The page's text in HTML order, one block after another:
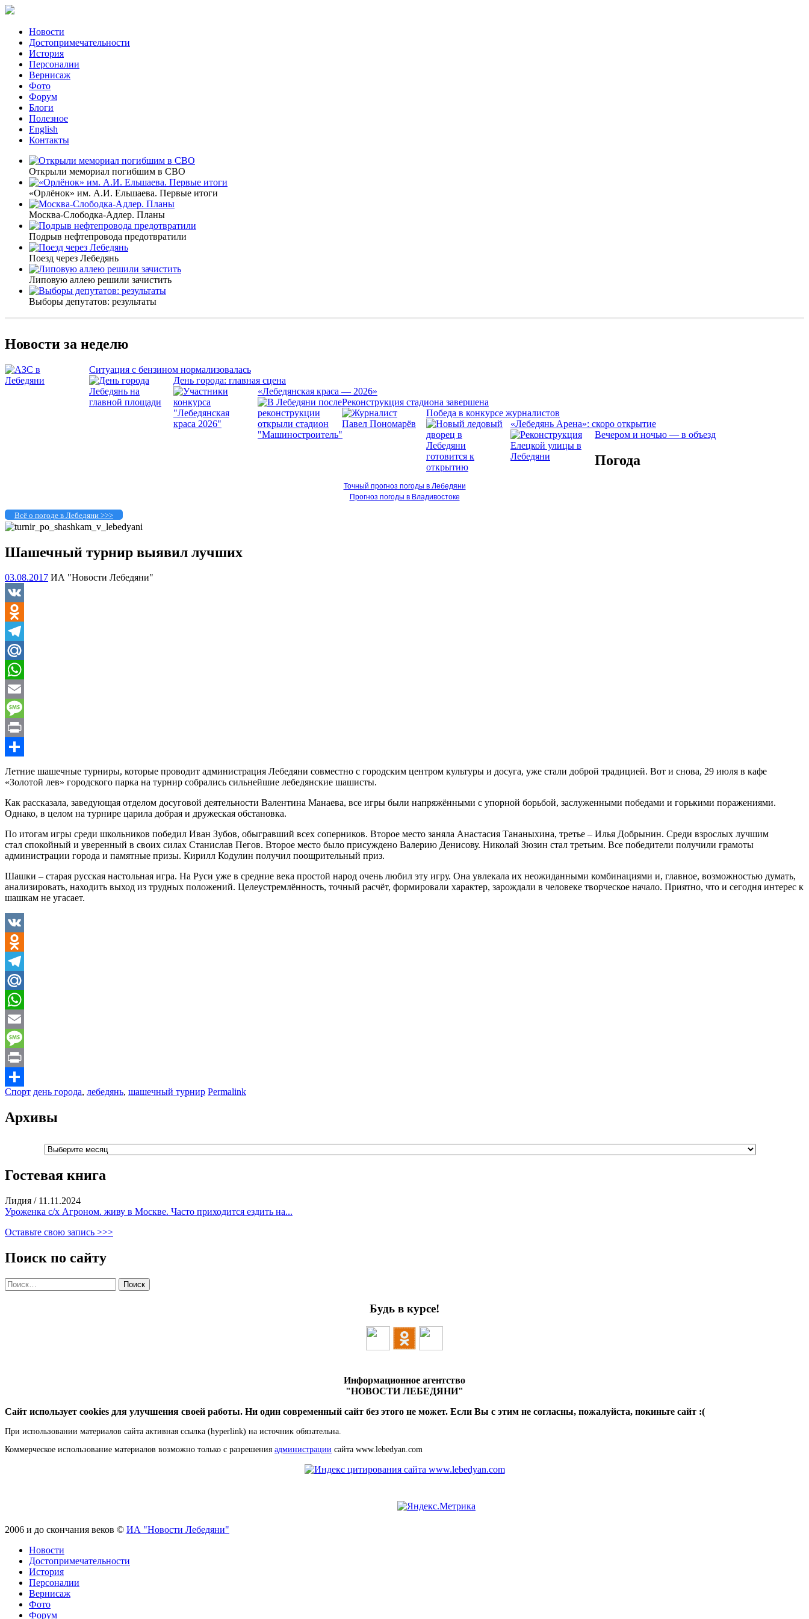
Новости
Достопримечательности
История
Персоналии
Вернисаж
Фото
Форум
Блоги
Полезное
English
Контакты
Открыли мемориал погибшим в СВО
«Орлёнок» им. А.И. Ельшаева. Первые итоги
Москва-Слободка-Адлер. Планы
Подрыв нефтепровода предотвратили
Поезд через Лебедянь
Липовую аллею решили зачистить
Выборы депутатов: результаты
Новости за неделю
Ситуация с бензином нормализовалась
День города: главная сцена
«Лебедянская краса — 2026»
Реконструкция стадиона завершена
Победа в конкурсе журналистов
«Лебедянь Арена»: скоро открытие
Вечером и ночью — в объезд
Погода
Точный прогноз погоды в Лебедяни
Прогноз погоды в Владивостоке
Всё о погоде в Лебедяни >>>
Шашечный турнир выявил лучших
03.08.2017 ИА "Новости Лебедяни"
VK
Odnoklassniki
Telegram
Mail.Ru
WhatsApp
Email
Message
Print
Отправить
Летние шашечные турниры, которые проводит администрация Лебедяни совместно с городским центром культуры и досуга, уже стали доброй традицией. Вот и снова, 29 июля в кафе
«Золотой лев» городского парка на турнир собрались сильнейшие лебедянские шашисты.
Как рассказала, заведующая отделом досуговой деятельности Валентина Манаева, все игры были напряжёнными с упорной борьбой, заслуженными победами и горькими поражениями.
Однако, в целом на турнире царила добрая и дружеская обстановка.
По итогам игры среди школьников победил Иван Зубов, обыгравший всех соперников. Второе место заняла Анастасия Тананыхина, третье – Илья Добрынин. Среди взрослых лучшим
стал спокойный и уверенный в своих силах Станислав Пегов. Второе место было присуждено Валерию Денисову. Николай Зюзин стал третьим. Все победители получили грамоты
администрации города и памятные призы. Кирилл Кодулин получил поощрительный приз.
Шашки – старая русская настольная игра. На Руси уже в средние века простой народ очень любил эту игру. Она увлекала их неожиданными комбинациями и, главное, возможностью думать,
анализировать, находить выход из трудных положений. Целеустремлённость, точный расчёт, формировали характер, зарождали в человеке творческое начало. Приятно, что и сегодня интерес к
шашкам не угасает.
VK
Odnoklassniki
Telegram
Mail.Ru
WhatsApp
Email
Message
Print
Отправить
Спорт день города, лебедянь, шашечный турнир Permalink
Архивы
Гостевая книга
Лидия / 11.11.2024
Уроженка с/х Агроном. живу в Москве. Часто приходится ездить на...
Оставьте свою запись >>>
Поиск по сайту
Найти:
Будь в курсе!
Информационное агентство
"НОВОСТИ ЛЕБЕДЯНИ"
Сайт использует cookies для улучшения своей работы. Ни один современный сайт без этого не может. Если Вы с этим не согласны, пожалуйста, покиньте сайт :(
При использовании материалов сайта активная ссылка (hyperlink) на источник обязательна.
Коммерческое использование материалов возможно только с разрешения администрации сайта www.lebedyan.com
2006 и до скончания веков © ИА "Новости Лебедяни"
Новости
Достопримечательности
История
Персоналии
Вернисаж
Фото
Форум